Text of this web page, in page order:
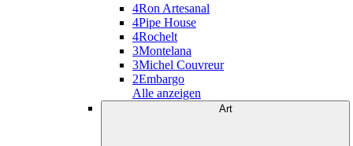
4Ron Artesanal
4Pipe House
4Rochelt
3Montelana
3Michel Couvreur
2Embargo
Alle anzeigen
Art